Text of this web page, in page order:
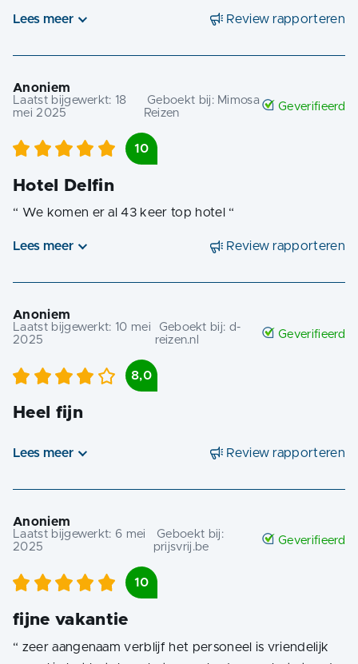
Lees meer Review rapporteren
Anoniem
Laatst bijgewerkt: 18
mei 2025
Geboekt bij: Mimosa
Reizen
Geverifieerd
10
Hotel Delfin
“ We komen er al 43 keer top hotel “
Lees meer Review rapporteren
Anoniem
Laatst bijgewerkt: 10 mei
2025
Geboekt bij: d-
reizen.nl
Geverifieerd
8,0
Heel fijn
Lees meer Review rapporteren
Anoniem
Laatst bijgewerkt: 6 mei
2025
Geboekt bij:
prijsvrij.be
Geverifieerd
10
fijne vakantie
“ zeer aangenaam verblijf het personeel is vriendelijk